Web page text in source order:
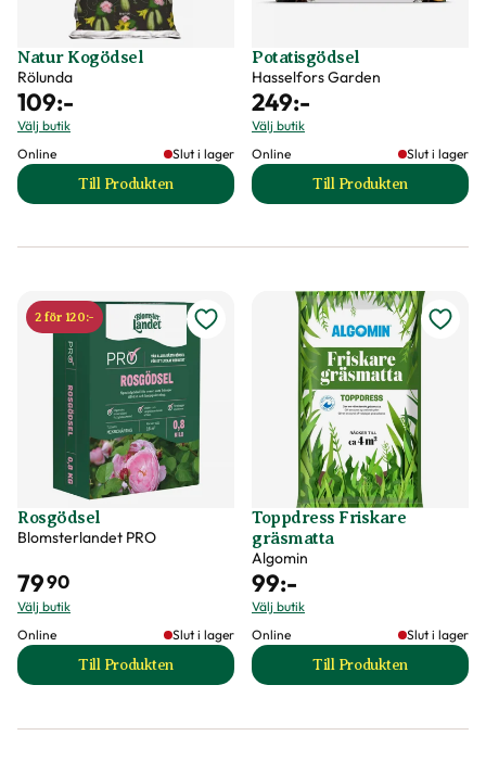
Natur Kogödsel
Rölunda
109:-
Välj butik
Online
Slut i lager
Till Produkten
till Natur Kogödsel produktsida
Potatisgödsel
Hasselfors Garden
249:-
Välj butik
Online
Slut i lager
Till Produkten
till Potatisgödsel
2 för 120:-
Rosgödsel
Blomsterlandet PRO
7990
Välj butik
Online
Slut i lager
Till Produkten
till Rosgödsel produktsida
Toppdress Friskare
gräsmatta
Algomin
99:-
Välj butik
Online
Slut i lager
Till Produkten
till Toppdress